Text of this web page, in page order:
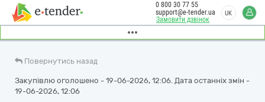
Замовити дзвінок
0 800 30 77 55
support@e-tender.ua
UK
Повернутись назад
Закупівлю оголошено - 19-06-2026, 12:06. Дата останніх змін -
19-06-2026, 12:06